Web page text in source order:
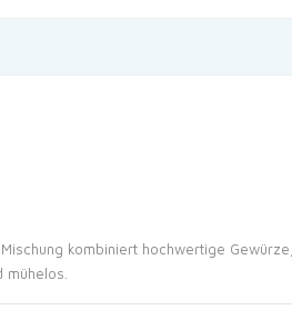
kombiniert hochwertige Gewürze,